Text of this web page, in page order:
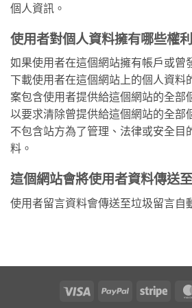
個人資訊。
使用者對個人資料擁有哪些權利
如果使用者在這個網站擁有帳戶或曾
下載使用者在這個網站上的個人資料
案包含使用者提供給這個網站的全部
以要求清除曾提供給這個網站的全部
不包含站方為了管理、法律或安全目
料。
這個網站會將使用者資料傳送
使用者留言資料會傳送至垃圾留言自
Visa PayPal Stripe